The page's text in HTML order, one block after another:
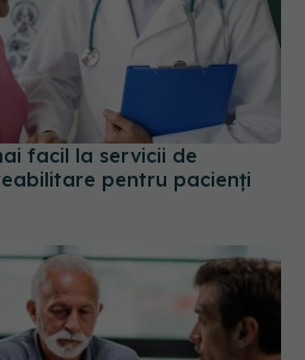
facil la servicii de
pentru pacienți